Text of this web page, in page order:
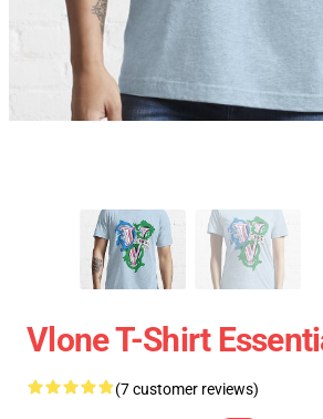
Vlone T-Shirt
(7 customer reviews)